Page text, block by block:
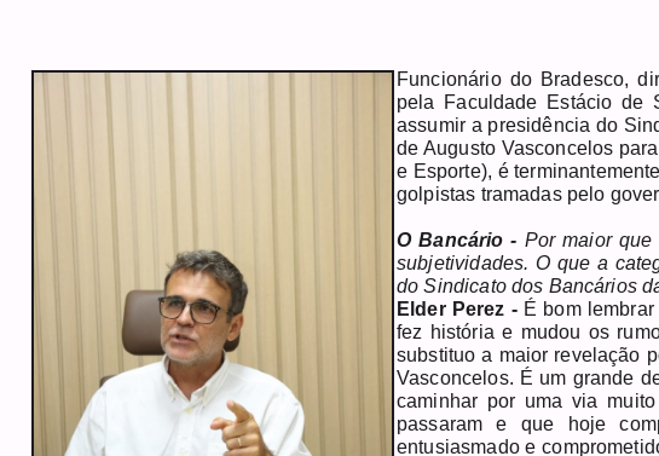
Funcionário do Bradesco,
pela Faculdade Estácio de
assumir a presidência do
de Augusto Vasconcelos
e Esporte), é
golpistas tramadas pelo
O Bancário - Por maior
subjetividades. O que a
do Sindicato dos Bancários
Elder Perez - É bom
fez história e mudou os
substituo a maior revelação
Vasconcelos. É um grande
caminhar por uma via
passaram e que hoje
entusiasmado e